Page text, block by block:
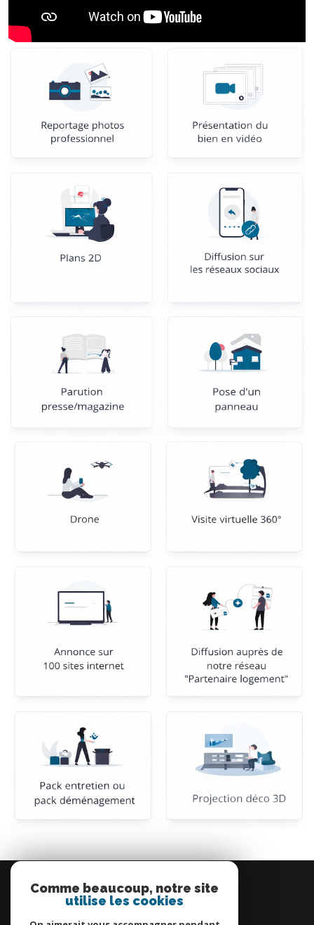
connecter
espace propriétaire
Comme beaucoup, notre site
utilise les cookies